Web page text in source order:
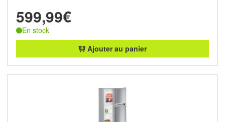
599,99€
En stock
Ajouter au panier